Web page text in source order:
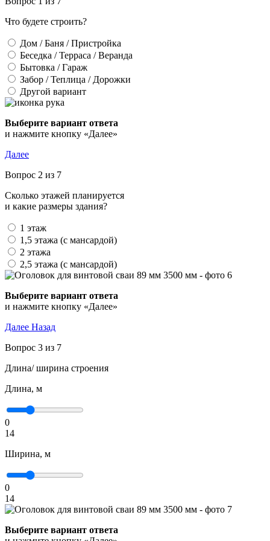
Что будете строить?
Дом / Баня / Пристройка
Беседка / Терраса / Веранда
Бытовка / Гараж
Забор / Теплица / Дорожки
Другой вариант
Выберите вариант ответа
и нажмите кнопку «Далее»
Далее
Вопрос 2 из 7
Сколько этажей планируется
и какие размеры здания?
1 этаж
1,5 этажа (с мансардой)
2 этажа
2,5 этажа (с мансардой)
Выберите вариант ответа
и нажмите кнопку «Далее»
Далее Назад
Вопрос 3 из 7
Длина/ ширина строения
Длина, м
0
14
Ширина, м
0
14
Выберите вариант ответа